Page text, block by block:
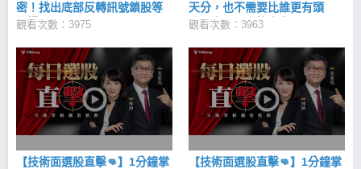
線。 步驟五：資金控管守住獲利 賺錢的訣竅在設定獲
利目標，通常短線獲利目標約 5% ~ 8% ，中線則設
棧，重新靜待下次進場時機，反覆操作。」 遵守操作
紀律，想要穩定獲利目標不困難！ 每日必備：【盤
前】領先盤勢鎖股布局 → 【盤中】遵守紀律 → 【盤
後】重新檢視交易盲點 一、賺錢好簡單?!噓~~飆股上
校揭露神秘力量 二、原來賺錢還有口訣?飆股上校分
享背口訣學經驗(上集) 三、如何避開大賠?飆股上校分
密！找出底部反轉訊號鎖股等
進場📈
觀看次數：3975
天分，也不需要比誰更有頭
腦。｜飆股上校朱家泓
觀看次數：3963
【技術面選股直擊👊】1分鐘掌
【技術面選股直擊👊】1分鐘掌